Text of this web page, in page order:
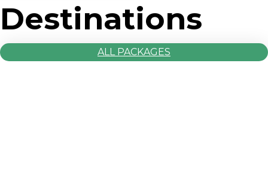
Destinations
ALL PACKAGES